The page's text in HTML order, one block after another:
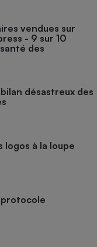
vendues sur
- 9 sur 10
des
désastreux des
logos à la loupe
protocole